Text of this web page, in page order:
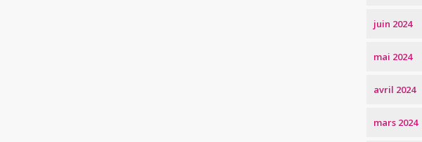
juin 2024
mai 2024
avril 2024
mars 2024